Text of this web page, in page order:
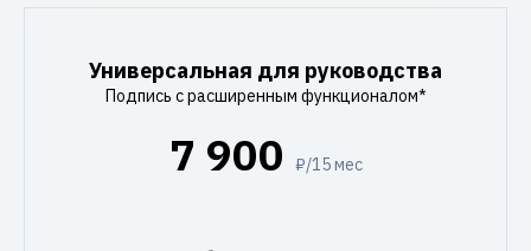
Универсальная для руководства
Подпись с расширенным функционалом*
7 900 ₽/15 мес